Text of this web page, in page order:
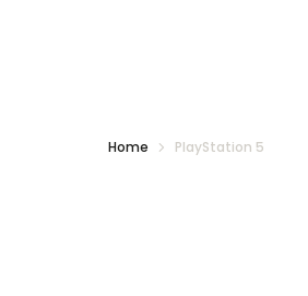
Home PlayStation 5